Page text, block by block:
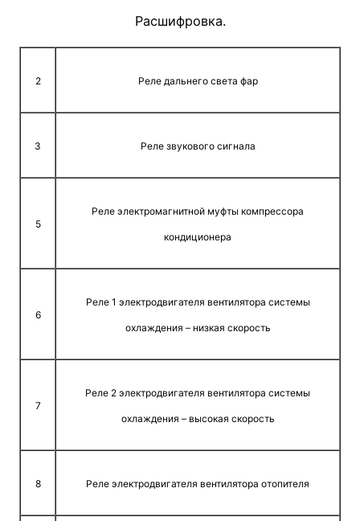
Расшифровка.
2 Реле дальнего света фар
3 Реле звукового сигнала
5
Реле электромагнитной муфты компрессора
кондиционера
6
Реле 1 электродвигателя вентилятора системы
охлаждения – низкая скорость
7
Реле 2 электродвигателя вентилятора системы
охлаждения – высокая скорость
8 Реле электродвигателя вентилятора отопителя